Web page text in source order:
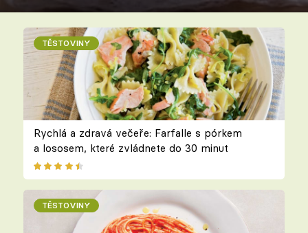
TĚSTOVINY
Rychlá a zdravá večeře: Farfalle s pórkem
a lososem, které zvládnete do 30 minut
TĚSTOVINY